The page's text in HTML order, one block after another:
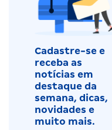
Cadastre-se e
receba as
notícias em
destaque da
semana, dicas,
novidades e
muito mais.